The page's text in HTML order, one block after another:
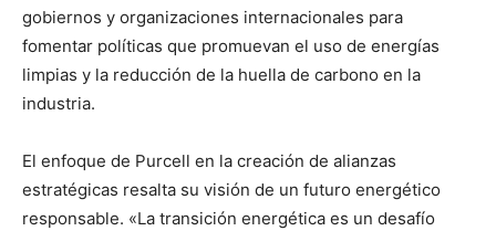
gobiernos y organizaciones internacionales para
fomentar políticas que promuevan el uso de energías
limpias y la reducción de la huella de carbono en la
industria.
El enfoque de Purcell en la creación de alianzas
estratégicas resalta su visión de un futuro energético
responsable. «La transición energética es un desafío